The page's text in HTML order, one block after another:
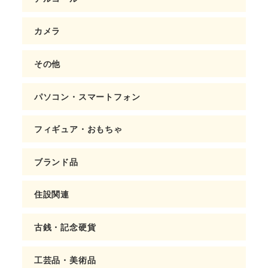
カメラ
その他
パソコン・スマートフォン
フィギュア・おもちゃ
ブランド品
住設関連
古銭・記念硬貨
工芸品・美術品